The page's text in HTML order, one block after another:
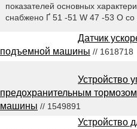
показателей основных
снабжено Ґ 51 -51 W 47 -53 О
Датчик
подъемной машины // 1618718
Устройство
предохранительным
машины // 1549891
Устройство